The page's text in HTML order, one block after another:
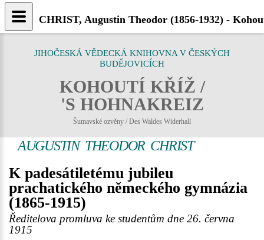
JIHOČESKÁ VĚDECKÁ KNIHOVNA V ČESKÝCH
BUDĚJOVICÍCH
KOHOUTÍ KŘÍŽ /
'S HOHNAKREIZ
Šumavské ozvěny / Des Waldes Widerhall
AUGUSTIN THEODOR CHRIST
K padesátiletému jubileu
prachatického německého gymnázia
(1865-1915)
Ředitelova promluva ke studentům dne 26. června
1915
CHRIST, Augustin Theodor (1856-1932) -